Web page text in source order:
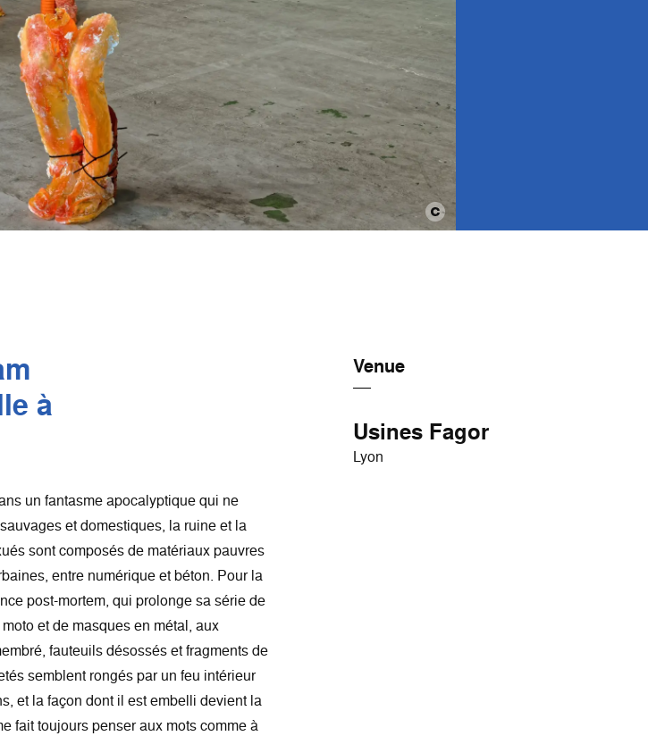
Venue
Usines Fagor
Lyon
à
un fantasme apocalyptique qui ne
et domestiques, la ruine et la
sont composés de matériaux pauvres
entre numérique et béton. Pour la
post-mortem, qui prolonge sa série de
et de masques en métal, aux
fauteuils désossés et fragments de
semblent rongés par un feu intérieur
et la façon dont il est embelli devient la
fait toujours penser aux mots comme à